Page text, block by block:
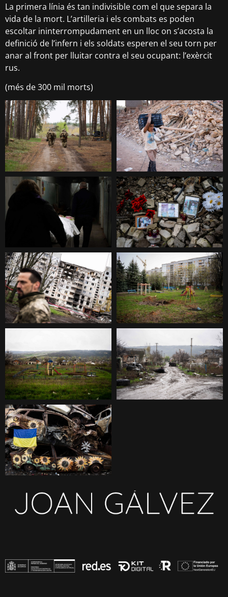
La primera línia és tan indivisible com el que separa la
vida de la mort. L’artilleria i els combats es poden
escoltar ininterrompudament en un lloc on s’acosta la
definició de l’infern i els soldats esperen el seu torn per
anar al front per lluitar contra el seu ocupant: l’exèrcit
rus.
(més de 300 mil morts)